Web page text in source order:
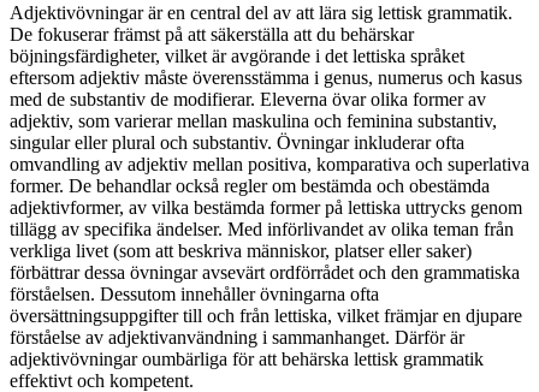
Adjektivövningar är en central del av att lära sig lettisk grammatik.
De fokuserar främst på att säkerställa att du behärskar
böjningsfärdigheter, vilket är avgörande i det lettiska språket
eftersom adjektiv måste överensstämma i genus, numerus och kasus
med de substantiv de modifierar. Eleverna övar olika former av
adjektiv, som varierar mellan maskulina och feminina substantiv,
singular eller plural och substantiv. Övningar inkluderar ofta
omvandling av adjektiv mellan positiva, komparativa och superlativa
former. De behandlar också regler om bestämda och obestämda
adjektivformer, av vilka bestämda former på lettiska uttrycks genom
tillägg av specifika ändelser. Med införlivandet av olika teman från
verkliga livet (som att beskriva människor, platser eller saker)
förbättrar dessa övningar avsevärt ordförrådet och den grammatiska
förståelsen. Dessutom innehåller övningarna ofta
översättningsuppgifter till och från lettiska, vilket främjar en djupare
förståelse av adjektivanvändning i sammanhanget. Därför är
adjektivövningar oumbärliga för att behärska lettisk grammatik
effektivt och kompetent.